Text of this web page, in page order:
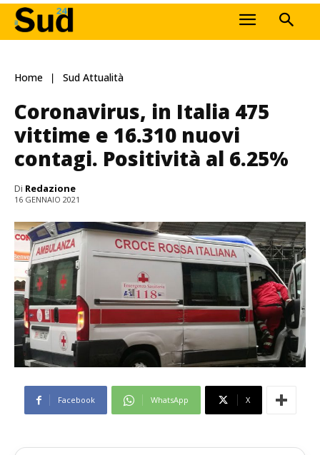
Home Sud Attualità
Coronavirus, in Italia 475
vittime e 16.310 nuovi
contagi. Positività al 6.25%
Di Redazione
16 GENNAIO 2021
Facebook WhatsApp X